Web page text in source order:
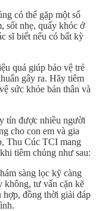
có thể gặp một số
sốt nhẹ, quấy khóc ở
sĩ biết nếu có bất kỳ
quả giúp bảo vệ trẻ
gây ra. Hãy tiêm
sức khỏe bản thân và
tín được nhiều người
cho con em và gia
Thu Cúc TCI mang
tiêm chủng như sau:
sàng lọc kỹ càng
không, tư vấn cặn kẽ
hợp, đồng thời giải đáp